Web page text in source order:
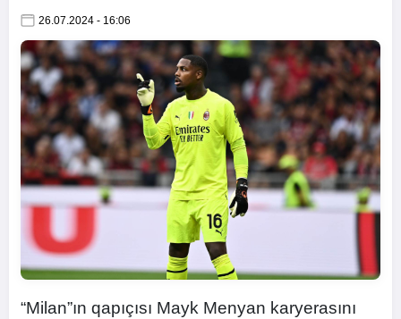
26.07.2024 - 16:06
“Milan”ın qapıçısı Mayk Menyan karyerasını